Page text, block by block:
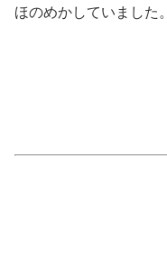
ほのめかしていました。